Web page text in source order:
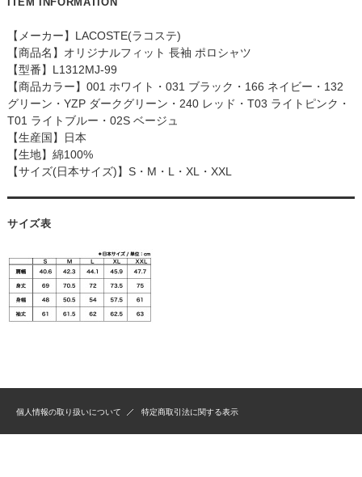
【メーカー】LACOSTE(ラコステ)
【商品名】オリジナルフィット 長袖 ポロシャツ
【型番】L1312MJ-99
【商品カラー】001 ホワイト・031 ブラック・166 ネイビー・132
グリーン・YZP ダークグリーン・240 レッド・T03 ライトピンク・
T01 ライトブルー・02S ベージュ
【生産国】日本
【生地】綿100%
【サイズ(日本サイズ)】S・M・L・XL・XXL
サイズ表
個人情報の取り扱いについて 特定商取引法に関する表示